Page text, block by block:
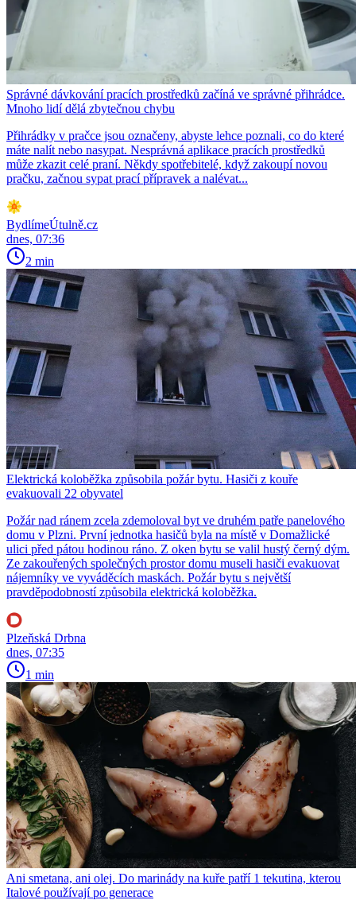
Správné dávkování pracích prostředků začíná ve správné přihrádce.
Mnoho lidí dělá zbytečnou chybu
Přihrádky v pračce jsou označeny, abyste lehce poznali, co do které
máte nalít nebo nasypat. Nesprávná aplikace pracích prostředků
může zkazit celé praní. Někdy spotřebitelé, když zakoupí novou
pračku, začnou sypat prací přípravek a nalévat...
BydlímeÚtulně.cz
dnes, 07:36
2 min
Elektrická koloběžka způsobila požár bytu. Hasiči z kouře
evakuovali 22 obyvatel
Požár nad ránem zcela zdemoloval byt ve druhém patře panelového
domu v Plzni. První jednotka hasičů byla na místě v Domažlické
ulici před pátou hodinou ráno. Z oken bytu se valil hustý černý dým.
Ze zakouřených společných prostor domu museli hasiči evakuovat
nájemníky ve vyváděcích maskách. Požár bytu s největší
pravděpodobností způsobila elektrická koloběžka.
Plzeňská Drbna
dnes, 07:35
1 min
Ani smetana, ani olej. Do marinády na kuře patří 1 tekutina, kterou
Italové používají po generace